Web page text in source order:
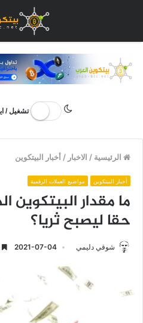
تشغيل /
الرئيسية / الاخبار /أخبار البيتكوين
أخبار البيتكوين مواضيع العملات الرقمية
ما مقدار البيتكوين
حقا ليصبح ثريا؟
شوقي دليمي 2021-07-04